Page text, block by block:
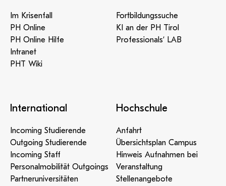
Im Krisenfall
PH Online
PH Online Hilfe
Intranet
PHT Wiki
Fortbildungssuche
KI an der PH Tirol
Professionals‘ LAB
International
Incoming Studierende
Outgoing Studierende
Incoming Staff
Personalmobilität Outgoings
Partneruniversitäten
Hochschule
Anfahrt
Übersichtsplan Campus
Hinweis Aufnahmen bei
Veranstaltung
Stellenangebote